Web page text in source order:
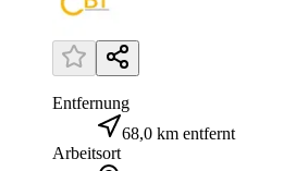
Entfernung
68,0 km entfernt
Arbeitsort